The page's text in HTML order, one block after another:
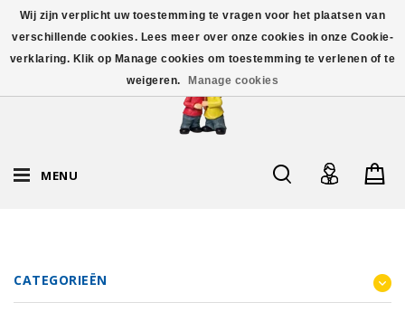
MENU
CATEGORIEËN
Wij zijn verplicht uw toestemming te vragen voor het plaatsen van
verschillende cookies. Lees meer over onze cookies in onze Cookie-
verklaring. Klik op Manage cookies om toestemming te verlenen of te
weigeren.
Manage cookies